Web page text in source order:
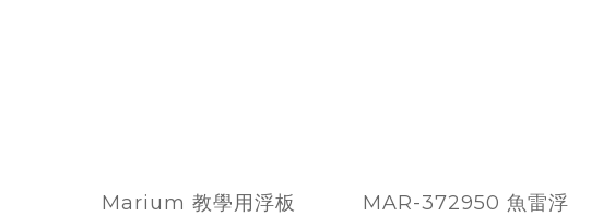
Marium 教學用浮板
MAR-372950 魚雷浮